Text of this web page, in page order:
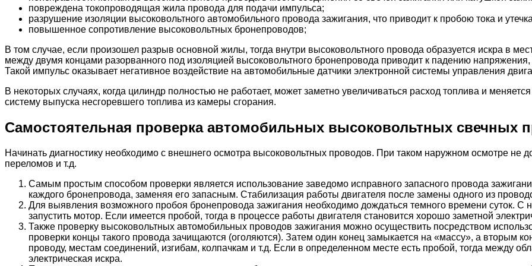
повреждена токопроводящая жила провода для подачи импульса;
разрушение изоляции высоковольтного автомобильного провода зажигания, что приводит к пробою тока и
повышенное сопротивление высоковольтных бронепроводов;
В том случае, если произошел разрыв основной жилы, тогда внутри высоковольтного провода образуется искра в
между двумя концами разорванного под изоляцией высоковольтного бронепровода приводит к падению
Такой импульс оказывает негативное воздействие на автомобильные датчики электронной системы управления
В некоторых случаях, когда цилиндр полностью не работает, может заметно увеличиваться расход топлива и
систему выпуска несгоревшего топлива из камеры сгорания.
Самостоятельная проверка автомобильных высоковольтных свечных
Начинать диагностику необходимо с внешнего осмотра высоковольтных проводов. При таком наружном осмотре не
переломов и т.д.
Самым простым способом проверки является использование заведомо исправного запасного провода
каждого бронепровода, заменяя его запасным. Стабилизация работы двигателя после замены одного из
Для выявления возможного пробоя бронепровода зажигания необходимо дождаться темного времени суток. С
запустить мотор. Если имеется пробой, тогда в процессе работы двигателя становится хорошо заметной
Также проверку высоковольтных автомобильных проводов зажигания можно осуществить посредством
проверки концы такого провода зачищаются (оголяются). Затем один конец замыкается на «массу», а вторым
проводу, местам соединений, изгибам, колпачкам и т.д. Если в определенном месте есть пробой, тогда между
электрическая искра.